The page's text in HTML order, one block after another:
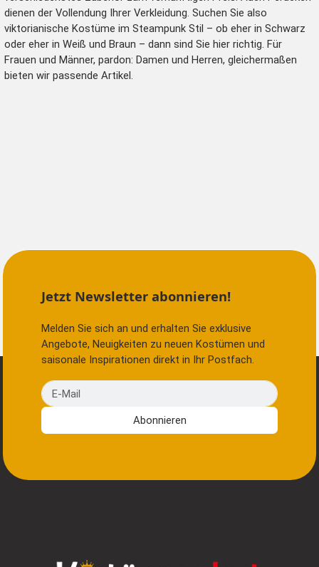
dienen der Vollendung Ihrer Verkleidung. Suchen Sie also
viktorianische Kostüme im Steampunk Stil – ob eher in Schwarz
oder eher in Weiß und Braun – dann sind Sie hier richtig. Für
Frauen und Männer, pardon: Damen und Herren, gleichermaßen
bieten wir passende Artikel.
Jetzt Newsletter abonnieren!
Melden Sie sich an und erhalten Sie exklusive
Angebote, Neuigkeiten zu neuen Kostümen und
saisonale Inspirationen direkt in Ihr Postfach.
E-Mail
Abonnieren